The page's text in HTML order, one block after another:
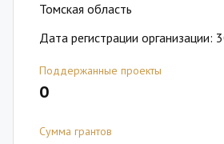
Томская область
Дата регистрации организации:
Поддержанные проекты
0
Сумма грантов